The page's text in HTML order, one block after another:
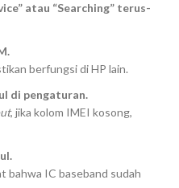
atau “Searching” terus-
berfungsi di HP lain.
di pengaturan.
, jika kolom IMEI kosong,
bahwa IC baseband sudah